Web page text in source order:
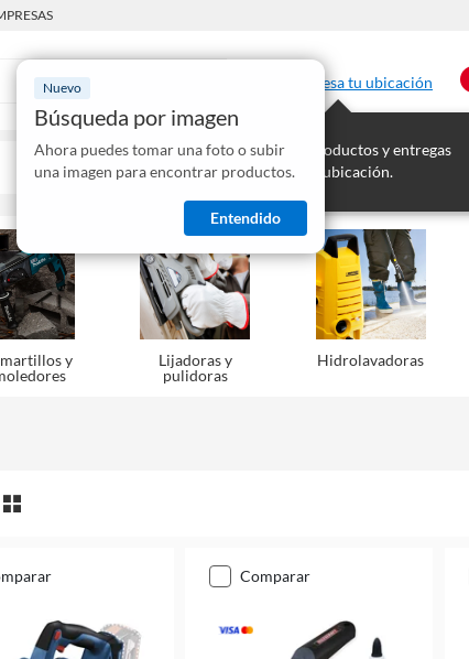
Nuevo
Búsqueda por imagen
Ahora puedes tomar una foto o subir
una imagen para encontrar productos.
Entendido
Ingresa tu ubicación
Mostraremos los productos y entregas
disponibles para tu ubicación.
y
Lijadoras y
pulidoras
Hidrolavadoras
comparar